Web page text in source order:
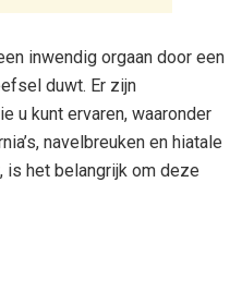
inwendig orgaan door een
duwt. Er zijn
u kunt ervaren, waaronder
navelbreuken en hiatale
is het belangrijk om deze